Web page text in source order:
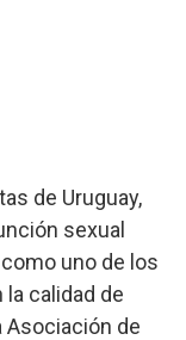
de Uruguay,
sexual
uno de los
calidad de
Asociación de